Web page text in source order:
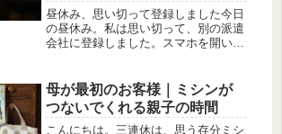
した
昼休み、思い切って登録しました今日
の昼休み。私は思い切って、別の派遣
会社に登録しました。スマホを開い
した。でも最近の私は、「今日はあの
人と同じシフトだ」そう思うだけで、
動悸...
母が最初のお客様｜ミシンが
つないでくれる親子の時間
こんにちは。三連休は、思う存分ミシ